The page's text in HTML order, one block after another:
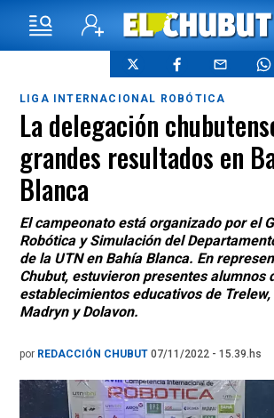
LIGA INTERNACIONAL ROBÓTICA
La delegación
grandes resultados en
Blanca
El campeonato está organizado por el
Robótica y Simulación del
de la UTN en Bahía Blanca. En
Chubut, estuvieron presentes alumnos
establecimientos educativos de Trelew,
Madryn y Dolavon.
por REDACCIÓN CHUBUT 07/11/2022 - 15.39.hs